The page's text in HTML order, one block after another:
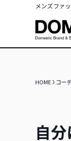
メンズファ
HOME コー
自